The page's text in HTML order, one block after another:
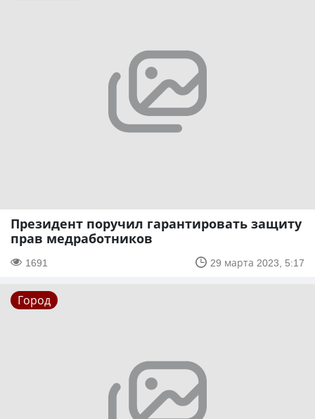
Президент поручил гарантировать защиту
прав медработников
1691 29 марта 2023, 5:17
Город